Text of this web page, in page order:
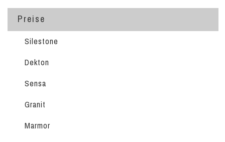
Preise
Silestone
Dekton
Sensa
Granit
Marmor